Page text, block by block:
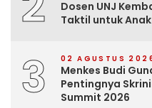
Dosen UNJ
Taktil untuk
3 02 AGUSTUS
Menkes Budi
Pentingnya
Summit 2026